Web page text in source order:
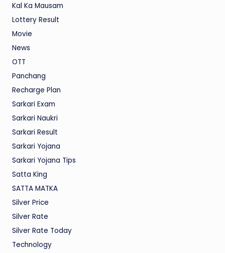
Kal Ka Mausam
Lottery Result
Movie
News
OTT
Panchang
Recharge Plan
Sarkari Exam
Sarkari Naukri
Sarkari Result
Sarkari Yojana
Sarkari Yojana Tips
Satta King
SATTA MATKA
Silver Price
Silver Rate
Silver Rate Today
Technology